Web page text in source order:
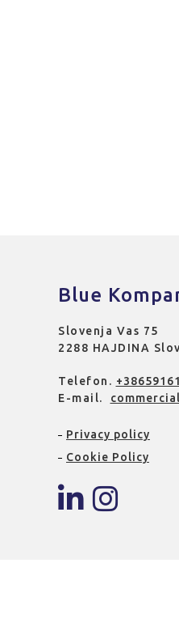
Blue
Slovenja Vas 75
2288 HAJDINA
Telefon.
E-mail.
Privacy policy
Cookie Policy